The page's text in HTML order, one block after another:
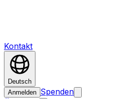
Kontakt
Deutsch
Anmelden Spenden